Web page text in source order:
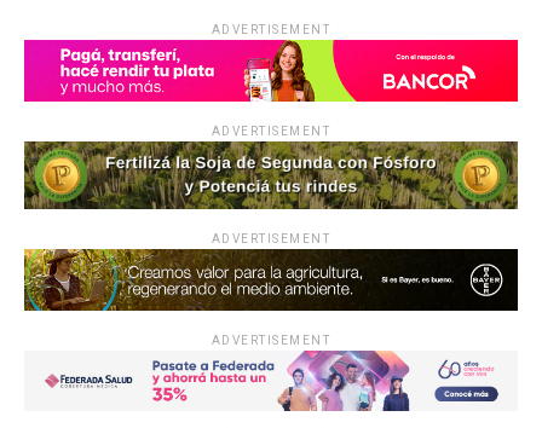
o
k
p
p
ar
tir
ADVERTISEMENT
ADVERTISEMENT
ADVERTISEMENT
ADVERTISEMENT